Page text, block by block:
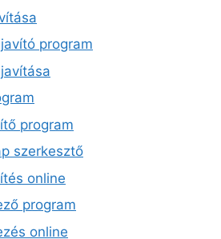
program
program
szerkesztő
online
program
online